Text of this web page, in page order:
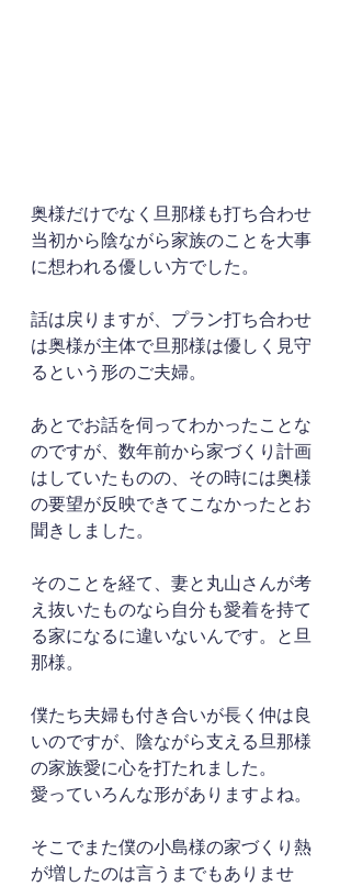
奥様だけでなく旦那様も打ち合わせ
当初から陰ながら家族のことを大事
に想われる優しい方でした。
話は戻りますが、プラン打ち合わせ
は奥様が主体で旦那様は優しく見守
るという形のご夫婦。
あとでお話を伺ってわかったことな
のですが、数年前から家づくり計画
はしていたものの、その時には奥様
の要望が反映できてこなかったとお
聞きしました。
そのことを経て、妻と丸山さんが考
え抜いたものなら自分も愛着を持て
る家になるに違いないんです。と旦
那様。
僕たち夫婦も付き合いが長く仲は良
いのですが、陰ながら支える旦那様
の家族愛に心を打たれました。
愛っていろんな形がありますよね。
そこでまた僕の小島様の家づくり熱
が増したのは言うまでもありませ